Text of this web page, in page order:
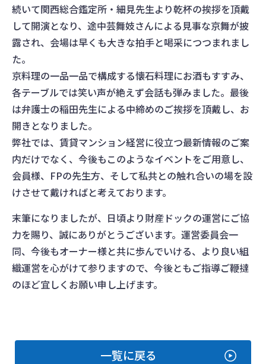
続いて関西総合鑑定所・細見先生より乾杯の挨拶を頂戴
して開演となり、途中芸舞妓さんによる見事な京舞が披
露され、会場は早くも大きな拍手と喝采につつまれまし
た。
京料理の一品一品で構成する懐石料理にお酒もすすみ、
各テーブルでは笑い声が絶えず会話も弾みました。最後
は弁護士の稲田先生による中締めのご挨拶を頂戴し、お
開きとなりました。
弊社では、賃貸マンション経営に役立つ最新情報のご案
内だけでなく、今後もこのようなイベントをご用意し、
会員様、FPの先生方、そして私共との触れ合いの場を設
けさせて戴ければと考えております。
末筆になりましたが、日頃より財産ドックの運営にご協
力を賜り、誠にありがとうございます。運営委員会一
同、今後もオーナー様と共に歩んでいける、より良い組
織運営を心がけて参りますので、今後ともご指導ご鞭撻
のほど宜しくお願い申し上げます。
一覧に戻る